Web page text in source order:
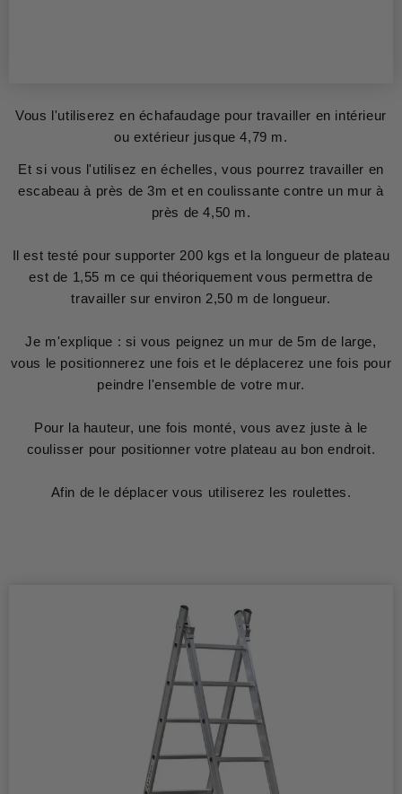
Vous l'utiliserez en échafaudage pour travailler en intérieur
ou extérieur jusque 4,79 m.
Et si vous l'utilisez en échelles, vous pourrez travailler en
escabeau à près de 3m et en coulissante contre un mur à
près de 4,50 m.
Il est testé pour supporter 200 kgs et la longueur de plateau
est de 1,55 m ce qui théoriquement vous permettra de
travailler sur environ 2,50 m de longueur.
Je m'explique : si vous peignez un mur de 5m de large,
vous le positionnerez une fois et le déplacerez une fois pour
peindre l'ensemble de votre mur.
Pour la hauteur, une fois monté, vous avez juste à le
coulisser pour positionner votre plateau au bon endroit.
Afin de le déplacer vous utiliserez les roulettes.